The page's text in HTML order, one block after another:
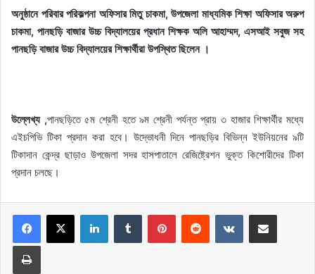
অনুষ্ঠানে পরিবার পরিকল্পনা অফিসার মিতু চাকমা, উপজেলা মাধ্যমিক শিক্ষা অফিসার অরুপ
চাকমা, পানছড়ি বাজার উচ্চ বিদ্যালয়ের প্রধান শিক্ষক অলি আহাম্মদ, এসআই সবুজ সহ
পানছড়ি বাজার উচ্চ বিদ্যালয়ের শিক্ষার্থীরা উপস্থিত ছিলেন ।
উল্লেখ্য ,পানছড়িতে ৫ম শ্রেনী হতে ৯ম শ্রেনী পর্যন্ত প্রায় ৩ হাজার শিক্ষার্থীর মধ্যে
এইচপিভি টিকা প্রদান করা হবে। উদ্ভোধনী দিনে পানছড়ির বিভিন্ন ইউনিয়নের ৯টি
টিকাদান কেন্দ্র ছাড়াও উপজেলা সদর হাসপাতালে রেজিষ্ট্রেশন ভুক্ত কিশোরীদের টিকা
প্রদান চলছে।
LinkedInTumblr PinterestReddit VKontakteShare via Email
Print